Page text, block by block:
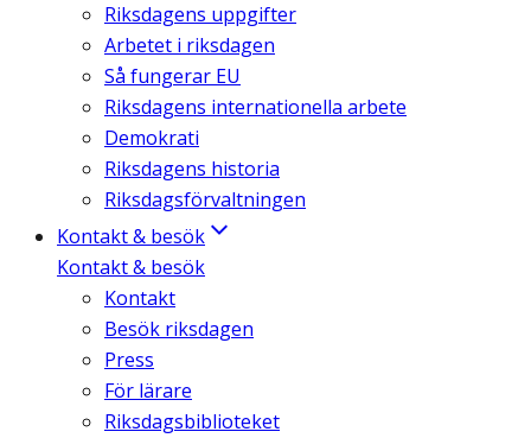
Riksdagens uppgifter
Arbetet i riksdagen
Så fungerar EU
Riksdagens internationella arbete
Demokrati
Riksdagens historia
Riksdagsförvaltningen
Kontakt & besök
Kontakt & besök
Kontakt
Besök riksdagen
Press
För lärare
Riksdagsbiblioteket